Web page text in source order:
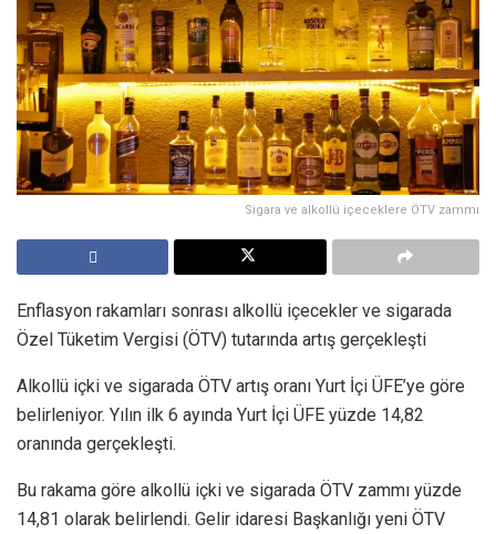
Sigara ve alkollü içeceklere ÖTV zammı
Enflasyon rakamları sonrası alkollü içecekler ve sigarada
Özel Tüketim Vergisi (ÖTV) tutarında artış gerçekleşti
Alkollü içki ve sigarada ÖTV artış oranı Yurt İçi ÜFE’ye göre
belirleniyor. Yılın ilk 6 ayında Yurt İçi ÜFE yüzde 14,82
oranında gerçekleşti.
Bu rakama göre alkollü içki ve sigarada ÖTV zammı yüzde
14,81 olarak belirlendi. Gelir idaresi Başkanlığı yeni ÖTV